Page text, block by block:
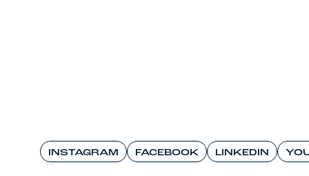
INSTAGRAM FACEBOOK LINKEDIN